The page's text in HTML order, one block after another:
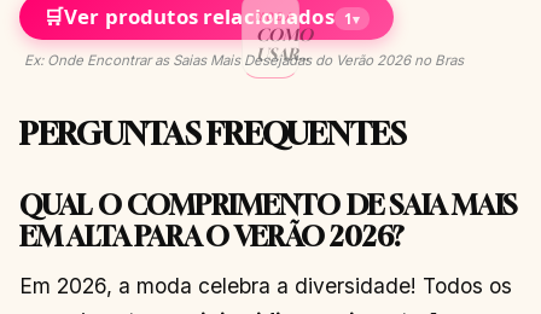
MODA
COMO
USAR
SAPATOS
MANEIRAS
DE USAR
SAPATOS
ESTILOSOS
CONTINUAR
LENDO →
🛒Ver produtos relacionados 1▾
Ex: Onde Encontrar as Saias Mais Desejadas do Verão 2026 no Bras
PERGUNTAS FREQUENTES
QUAL O COMPRIMENTO DE SAIA MAIS
EM ALTA PARA O VERÃO 2026?
Em 2026, a moda celebra a diversidade! Todos os